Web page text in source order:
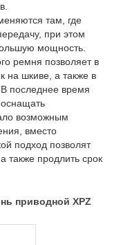
там, где
при этом
мощность.
ремня позволяет в
на шкиве, а также в
последнее время
возможным
вместо
подход позволят
также продлить срок
приводной XPZ